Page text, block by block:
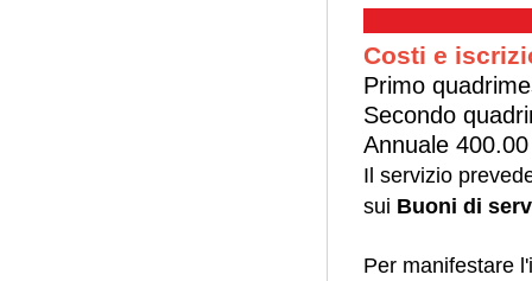
Costi e
Primo
Secondo
Annuale
Il servizio
sui Buoni di
Per manifestare